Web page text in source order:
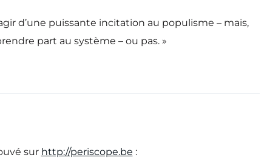
d’une puissante incitation au populisme – mais,
part au système – ou pas. »
sur http://periscope.be :